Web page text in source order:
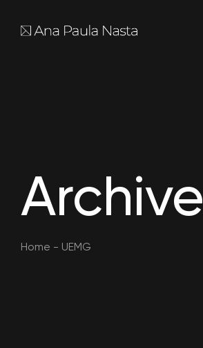
Archive
Home - UEMG